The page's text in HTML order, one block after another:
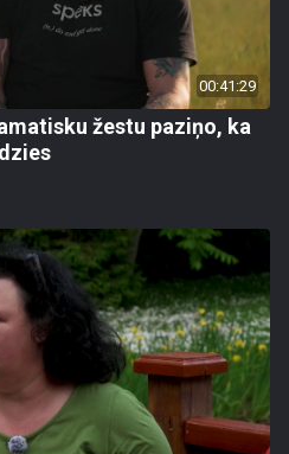
00:41:29
žestu paziņo, ka